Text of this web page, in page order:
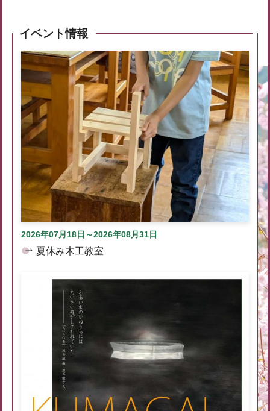
イベント情報
2026年07月18日～2026年08月31日
夏休み木工教室